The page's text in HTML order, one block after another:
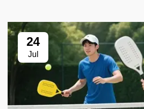
24
Jul